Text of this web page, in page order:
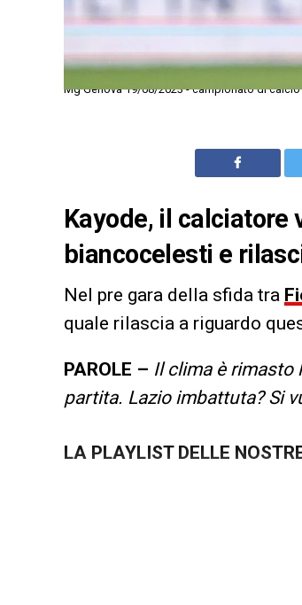
Mg Genova 19/08/2023 - campionato di
Kayode, il calciatore
biancocelesti e
Nel pre gara della sfida tra
quale rilascia a riguardo
PAROLE – Il clima è rimasto
partita. Lazio imbattuta? Si
LA PLAYLIST DELLE